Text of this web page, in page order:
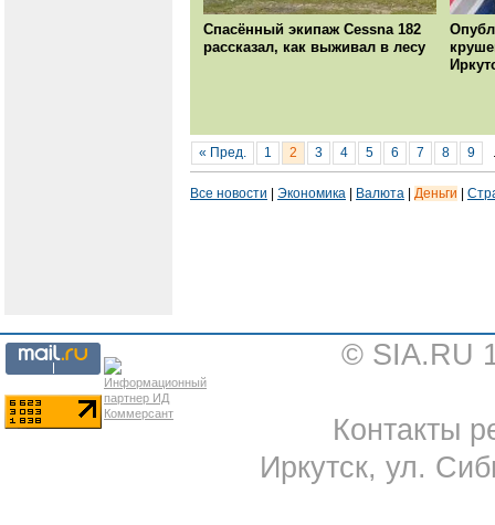
Спасённый экипаж Cessna 182
рассказал, как выживал в лесу
« Пред. 1 2 3 4 5 6 7 8 9
Все новости Экономика Валюта Деньги
© SIA.RU
Контакты
Иркутск, ул.